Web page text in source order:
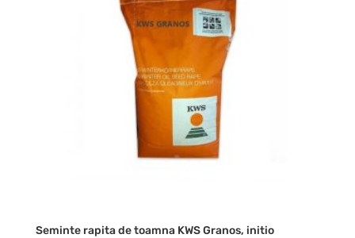
Seminte rapita de toamna KWS Granos, initio